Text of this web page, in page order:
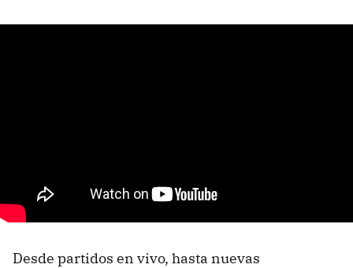
Desde partidos en vivo, hasta nuevas